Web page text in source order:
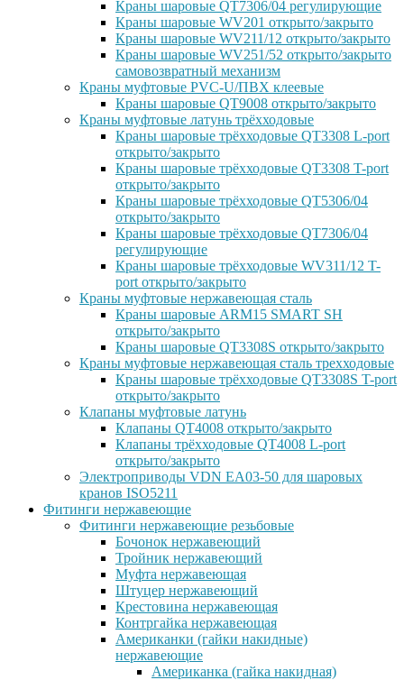
Краны шаровые QT7306/04 регулирующие
Краны шаровые WV201 открыто/закрыто
Краны шаровые WV211/12 открыто/закрыто
Краны шаровые WV251/52 открыто/закрыто
самовозвратный механизм
Краны муфтовые PVC-U/ПВХ клеевые
Краны шаровые QT9008 открыто/закрыто
Краны муфтовые латунь трёхходовые
Краны шаровые трёхходовые QT3308 L-port
открыто/закрыто
Краны шаровые трёхходовые QT3308 T-port
открыто/закрыто
Краны шаровые трёхходовые QT5306/04
открыто/закрыто
Краны шаровые трёхходовые QT7306/04
регулирующие
Краны шаровые трёхходовые WV311/12 T-
port открыто/закрыто
Краны муфтовые нержавеющая сталь
Краны шаровые ARM15 SMART SH
открыто/закрыто
Краны шаровые QT3308S открыто/закрыто
Краны муфтовые нержавеющая сталь трехходовые
Краны шаровые трёхходовые QT3308S T-port
открыто/закрыто
Клапаны муфтовые латунь
Клапаны QT4008 открыто/закрыто
Клапаны трёхходовые QT4008 L-port
открыто/закрыто
Электроприводы VDN EA03-50 для шаровых
кранов ISO5211
Фитинги нержавеющие
Фитинги нержавеющие резьбовые
Бочонок нержавеющий
Тройник нержавеющий
Муфта нержавеющая
Штуцер нержавеющий
Крестовина нержавеющая
Контргайка нержавеющая
Американки (гайки накидные)
нержавеющие
Американка (гайка накидная)